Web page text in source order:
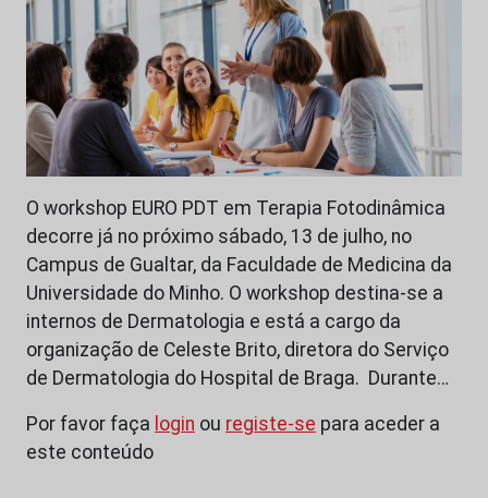
O workshop EURO PDT em Terapia Fotodinâmica
decorre já no próximo sábado, 13 de julho, no
Campus de Gualtar, da Faculdade de Medicina da
Universidade do Minho. O workshop destina-se a
internos de Dermatologia e está a cargo da
organização de Celeste Brito, diretora do Serviço
de Dermatologia do Hospital de Braga. Durante…
Por favor faça login ou registe-se para aceder a
este conteúdo